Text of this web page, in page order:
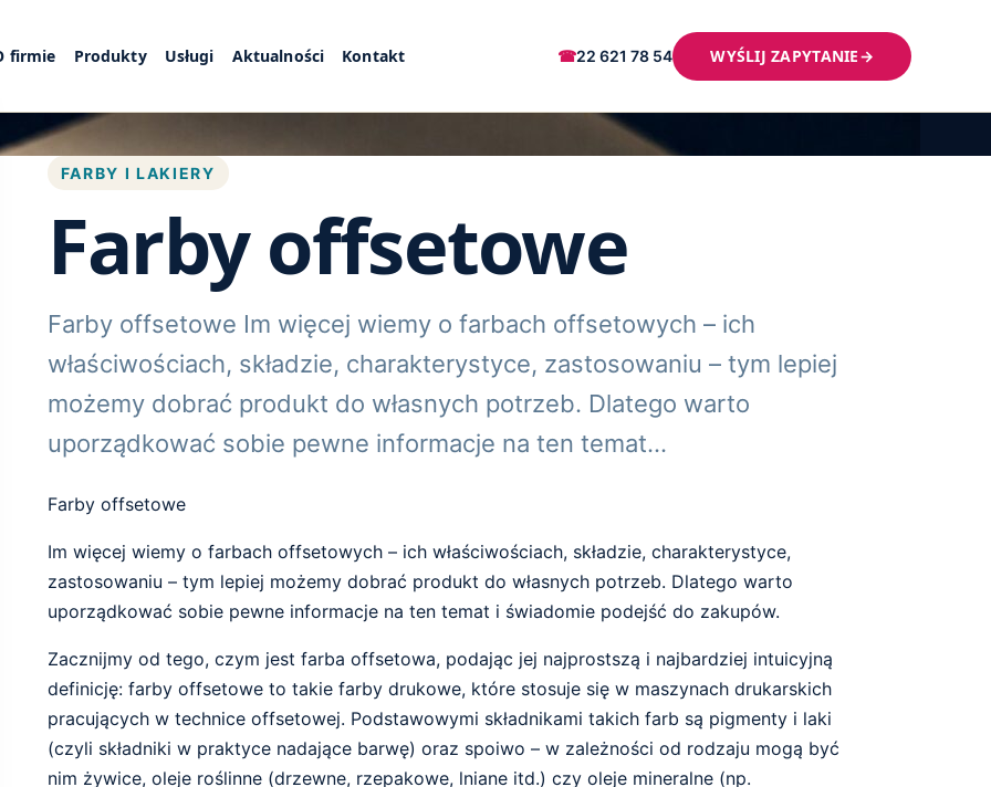
firmie Produkty Usługi Aktualności Kontakt ☎22 621 78 54 WYŚLIJ ZAPYTANIE→
FARBY I LAKIERY
Farby offsetowe
Farby offsetowe Im więcej wiemy o farbach offsetowych – ich
właściwościach, składzie, charakterystyce, zastosowaniu – tym lepiej
możemy dobrać produkt do własnych potrzeb. Dlatego warto
uporządkować sobie pewne informacje na ten temat…
Farby offsetowe
Im więcej wiemy o farbach offsetowych – ich właściwościach, składzie, charakterystyce,
zastosowaniu – tym lepiej możemy dobrać produkt do własnych potrzeb. Dlatego warto
uporządkować sobie pewne informacje na ten temat i świadomie podejść do zakupów.
Zacznijmy od tego, czym jest farba offsetowa, podając jej najprostszą i najbardziej intuicyjną
definicję: farby offsetowe to takie farby drukowe, które stosuje się w maszynach drukarskich
pracujących w technice offsetowej. Podstawowymi składnikami takich farb są pigmenty i laki
(czyli składniki w praktyce nadające barwę) oraz spoiwo – w zależności od rodzaju mogą być
nim żywice, oleje roślinne (drzewne, rzepakowe, lniane itd.) czy oleje mineralne (np.